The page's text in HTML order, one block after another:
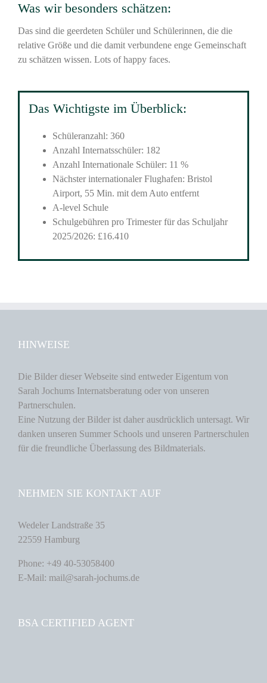
Was wir besonders schätzen:
Das sind die geerdeten Schüler und Schülerinnen, die die
relative Größe und die damit verbundene enge Gemeinschaft
zu schätzen wissen. Lots of happy faces.
Das Wichtigste im Überblick:
Schüleranzahl: 360
Anzahl Internatsschüler: 182
Anzahl Internationale Schüler: 11 %
Nächster internationaler Flughafen: Bristol
Airport, 55 Min. mit dem Auto entfernt
A-level Schule
Schulgebühren pro Trimester für das Schuljahr
2025/2026: £16.410
HINWEISE
Die Bilder dieser Webseite sind entweder Eigentum von
Sarah Jochums Internatsberatung oder von unseren
Partnerschulen.
Eine Nutzung der Bilder ist daher ausdrücklich untersagt. Wir
danken unseren Summer Schools und unseren Partnerschulen
für die freundliche Überlassung des Bildmaterials.
NEHMEN SIE KONTAKT AUF
Wedeler Landstraße 35
22559 Hamburg
Phone: +49 40-53058400
E-Mail: mail@sarah-jochums.de
BSA CERTIFIED AGENT